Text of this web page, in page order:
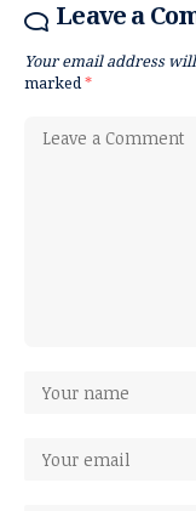
Leave a
Your email address
marked*